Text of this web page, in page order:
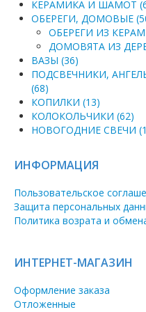
КЕРАМИКА И ШАМОТ
ОБЕРЕГИ, ДОМОВЫЕ
ОБЕРЕГИ ИЗ
ДОМОВЯТА ИЗ
ВАЗЫ (36)
ПОДСВЕЧНИКИ,
(68)
КОПИЛКИ (13)
КОЛОКОЛЬЧИКИ (62)
НОВОГОДНИЕ СВЕЧИ
ИНФОРМАЦИЯ
Пользовательское
Защита персональных
Политика возрата и
ИНТЕРНЕТ-МАГАЗИН
Оформление заказа
Отложенные